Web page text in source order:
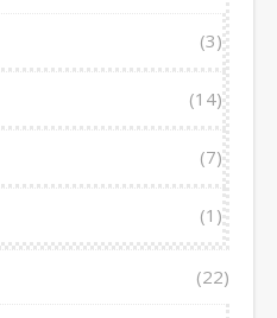
(3)
(14)
(7)
(1)
(22)